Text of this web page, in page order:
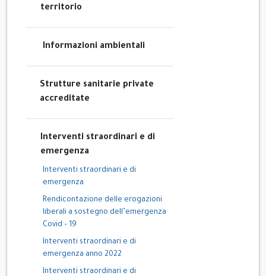
territorio
Informazioni ambientali
Strutture sanitarie private
accreditate
Interventi straordinari e di
emergenza
Interventi straordinari e di
emergenza
Rendicontazione delle erogazioni
liberali a sostegno dell’emergenza
Covid – 19
Interventi straordinari e di
emergenza anno 2022
Interventi straordinari e di